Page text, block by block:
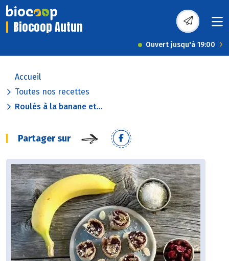
Biocoop Autun
Ouvert jusqu'à 19:00
Accueil
Toutes nos recettes
Roulés à la banane et...
Partager sur